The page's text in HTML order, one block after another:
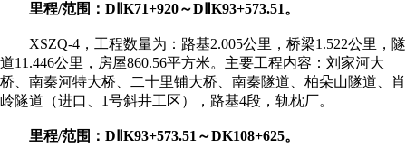
里程/范围：DⅡK71+920～DⅡK93+573.51。
XSZQ-4，工程数量为：路基2.005公里，桥梁1.522公里，隧
道11.446公里，房屋860.56平方米。主要工程内容：刘家河大
桥、南秦河特大桥、二十里铺大桥、南秦隧道、柏朵山隧道、肖
岭隧道（进口、1号斜井工区），路基4段，轨枕厂。
里程/范围：DⅡK93+573.51～DK108+625。